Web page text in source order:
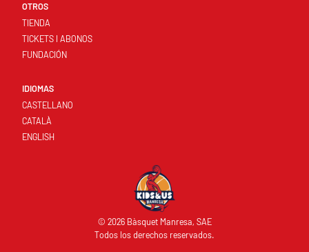
OTROS
TIENDA
TICKETS I ABONOS
FUNDACIÓN
IDIOMAS
CASTELLANO
CATALÀ
ENGLISH
© 2026 Bàsquet Manresa, SAE
Todos los derechos reservados.